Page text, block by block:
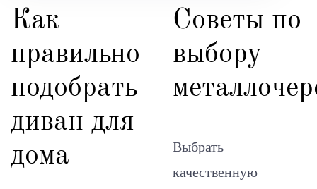
Как
правильно
подобрать
диван для
дома
Советы по
выбору
Выбрать
качественную